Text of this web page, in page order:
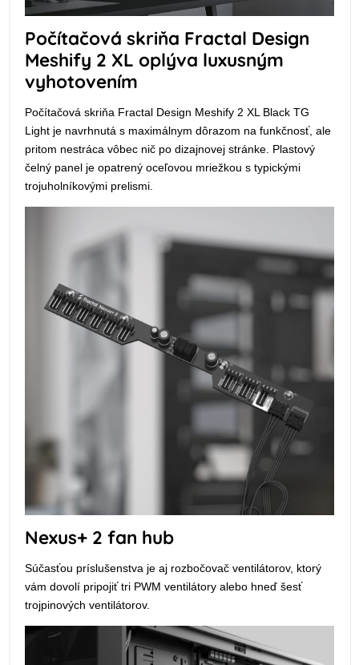
Počítačová skriňa Fractal Design
Meshify 2 XL oplýva luxusným
vyhotovením
Počítačová skriňa Fractal Design Meshify 2 XL Black TG
Light je navrhnutá s maximálnym dôrazom na funkčnosť, ale
pritom nestráca vôbec nič po dizajnovej stránke. Plastový
čelný panel je opatrený oceľovou mriežkou s typickými
trojuholníkovými prelismi.
Nexus+ 2 fan hub
Súčasťou príslušenstva je aj rozbočovač ventilátorov, ktorý
vám dovolí pripojiť tri PWM ventilátory alebo hneď šesť
trojpinových ventilátorov.